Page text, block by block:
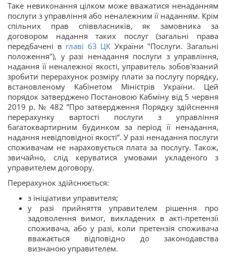
Таке невиконання цілком може вважатися ненаданням
послуги з управління або неналежним її наданням. Крім
спільних прав співвласників, як замовника за
договором надання таких послуг (загальні права
передбачені в главі 63 ЦК України "Послуги. Загальні
положення"), у разі ненадання послуги з управління,
надання її неналежної якості, управитель зобов'язаний
зробити перерахунок розміру плати за послугу порядку,
встановленому Кабінетом Міністрів України. Цей
порядок затверджено Постановою Кабміну від 5 червня
2019 р. № 482 ”Про затвердження Порядку здійснення
перерахунку вартості послуги з управління
багатоквартирним будинком за період її ненадання,
надання невідповідної якості”. У разі ненадання послуги
споживачам не нараховується плата за послугу. Також,
звичайно, слід керуватися умовами укладеного з
управителем договору.
Перерахунок здійснюється:
з ініціативи управителя;
у разі прийняття управителем рішення про
задоволення вимог, викладених в акті-претензії
споживача, або у разі, коли претензія споживача
вважається відповідно до законодавства
визнаною управителем.